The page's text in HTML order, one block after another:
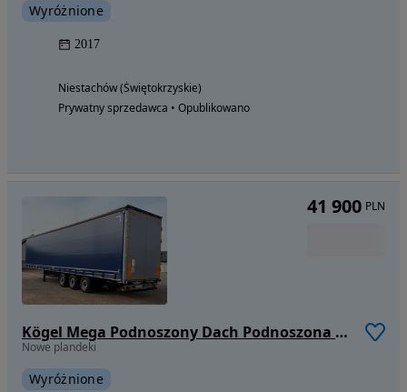
Wyróżnione
2017
Niestachów (Świętokrzyskie)
Prywatny sprzedawca • Opublikowano
Kögel Mega Podnoszony Dach Podnoszona Oś Idealny Stan
Nowe plandeki
Wyróżnione
41 900 PLN